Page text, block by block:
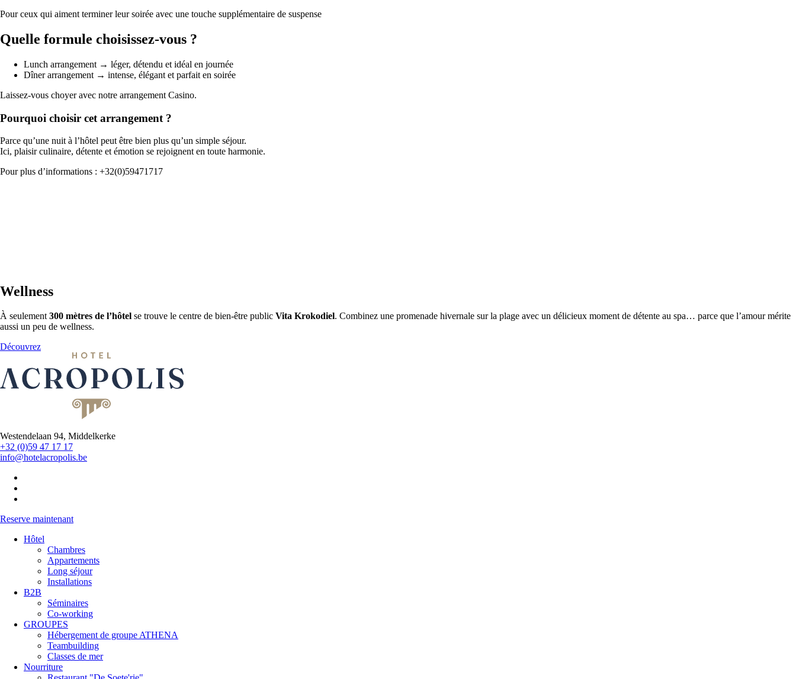
Pour ceux qui aiment terminer leur soirée avec une touche supplémentaire de suspense
Quelle formule choisissez-vous ?
Lunch arrangement → léger, détendu et idéal en journée
Dîner arrangement → intense, élégant et parfait en soirée
Laissez-vous choyer avec notre arrangement Casino.
Pourquoi choisir cet arrangement ?
Parce qu’une nuit à l’hôtel peut être bien plus qu’un simple séjour.
Ici, plaisir culinaire, détente et émotion se rejoignent en toute harmonie.
Pour plus d’informations : +32(0)59471717
Wellness
À seulement300 mètres de l’hôtel se trouve le centre de bien-être public Vita Krokodiel. Combinez une promenade hivernale sur la plage avec un délicieux moment de détente au spa… parce que l’amour mérite
aussi un peu de wellness.
Découvrez
Westendelaan 94, Middelkerke
+32 (0)59 47 17 17
info@hotelacropolis.be
Reserve maintenant
Hôtel
Chambres
Appartements
Long séjour
Installations
B2B
Séminaires
Co-working
GROUPES
Hébergement de groupe ATHENA
Teambuilding
Classes de mer
Nourriture